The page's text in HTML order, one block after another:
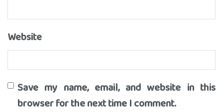
Website
Save my name, email, and website in this
browser for the next time I comment.